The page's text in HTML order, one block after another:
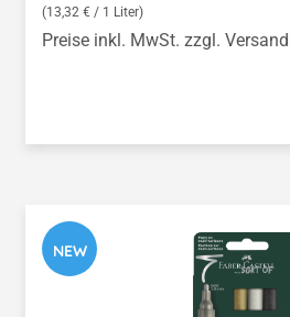
(13,32 € / 1 Liter)
Preise inkl. MwSt. zzgl.
NEW